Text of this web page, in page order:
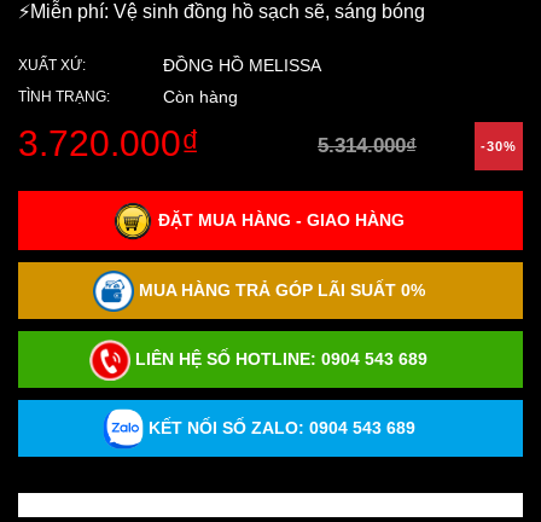
⚡️Miễn phí: Vệ sinh đồng hồ sạch sẽ, sáng bóng
XUẤT XỨ: ĐỒNG HỒ MELISSA
TÌNH TRẠNG: Còn hàng
3.720.000₫ 5.314.000₫ -30%
ĐẶT MUA HÀNG - GIAO HÀNG
MUA HÀNG TRẢ GÓP LÃI SUẤT 0%
LIÊN HỆ SỐ HOTLINE: 0904 543 689
KẾT NỐI SỐ ZALO: 0904 543 689